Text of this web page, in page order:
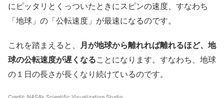
にピッタリとくっついたときにスピンの速度、すなわち
「地球」の「公転速度」が最速になるのです。
これを踏まえると、
月が地球から離れれば離れるほど、地
球の公転速度が遅くなることになります。すなわち、地球
の１日の長さが長くなり続けているのです。